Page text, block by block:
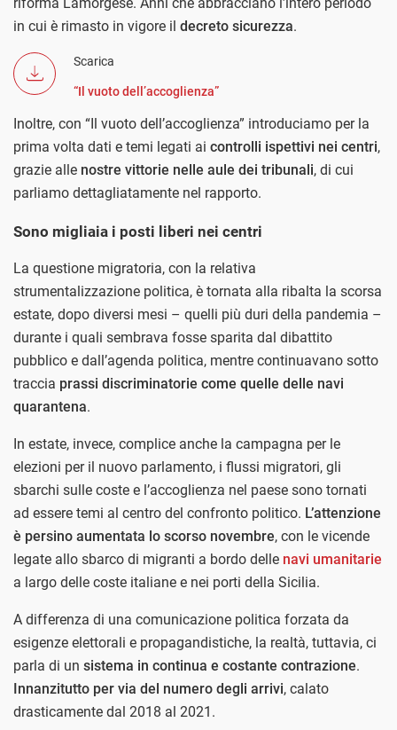
in cui è rimasto in vigore il decreto sicurezza.
Scarica
“Il vuoto dell’accoglienza”
Inoltre, con “Il vuoto dell’accoglienza” introduciamo per la
prima volta dati e temi legati ai controlli ispettivi nei centri,
grazie alle nostre vittorie nelle aule dei tribunali, di cui
parliamo dettagliatamente nel rapporto.
Sono migliaia i posti liberi nei centri
La questione migratoria, con la relativa
strumentalizzazione politica, è tornata alla ribalta la scorsa
estate, dopo diversi mesi – quelli più duri della pandemia –
durante i quali sembrava fosse sparita dal dibattito
pubblico e dall’agenda politica, mentre continuavano sotto
traccia prassi discriminatorie come quelle delle navi
quarantena.
In estate, invece, complice anche la campagna per le
elezioni per il nuovo parlamento, i flussi migratori, gli
sbarchi sulle coste e l’accoglienza nel paese sono tornati
ad essere temi al centro del confronto politico. L’attenzione
è persino aumentata lo scorso novembre, con le vicende
legate allo sbarco di migranti a bordo delle navi umanitarie
a largo delle coste italiane e nei porti della Sicilia.
A differenza di una comunicazione politica forzata da
esigenze elettorali e propagandistiche, la realtà, tuttavia, ci
parla di un sistema in continua e costante contrazione.
Innanzitutto per via del numero degli arrivi, calato
drasticamente dal 2018 al 2021.